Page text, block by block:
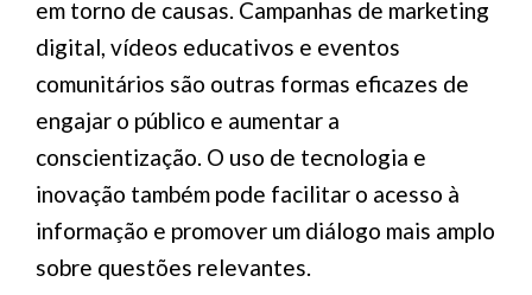
em torno de causas. Campanhas de marketing
digital, vídeos educativos e eventos
comunitários são outras formas eficazes de
engajar o público e aumentar a
conscientização. O uso de tecnologia e
inovação também pode facilitar o acesso à
informação e promover um diálogo mais amplo
sobre questões relevantes.